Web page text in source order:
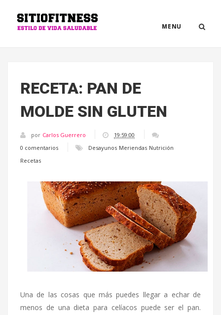
MENU
RECETA: PAN DE
MOLDE SIN GLUTEN
por Carlos Guerrero
19:59:00
0 comentarios
Desayunos Meriendas Nutrición
Recetas
Una de las cosas que más puedes llegar a echar de
menos de una dieta para celíacos puede ser el pan.